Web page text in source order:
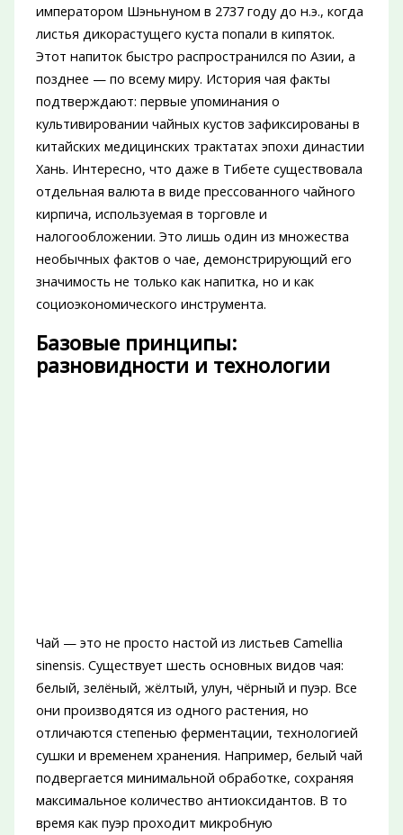
императором Шэньнуном в 2737 году до н.э., когда
листья дикорастущего куста попали в кипяток.
Этот напиток быстро распространился по Азии, а
позднее — по всему миру. История чая факты
подтверждают: первые упоминания о
культивировании чайных кустов зафиксированы в
китайских медицинских трактатах эпохи династии
Хань. Интересно, что даже в Тибете существовала
отдельная валюта в виде прессованного чайного
кирпича, используемая в торговле и
налогообложении. Это лишь один из множества
необычных фактов о чае, демонстрирующий его
значимость не только как напитка, но и как
социоэкономического инструмента.
Базовые принципы:
разновидности и технологии
Чай — это не просто настой из листьев Camellia
sinensis. Существует шесть основных видов чая:
белый, зелёный, жёлтый, улун, чёрный и пуэр. Все
они производятся из одного растения, но
отличаются степенью ферментации, технологией
сушки и временем хранения. Например, белый чай
подвергается минимальной обработке, сохраняя
максимальное количество антиоксидантов. В то
время как пуэр проходит микробную